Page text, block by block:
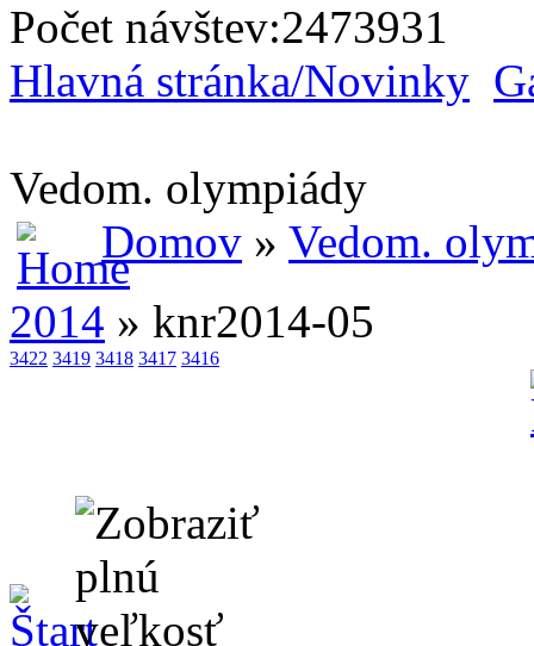
športové súťaže
umelecké súťaže
tábory
klubové aktivity
Počet návštev:2473931
Hlavná stránka/Novinky
Vedom. olympiády
Domov » Vedom.
2014 » knr2014-05
3422 3419 3418 3417 3416